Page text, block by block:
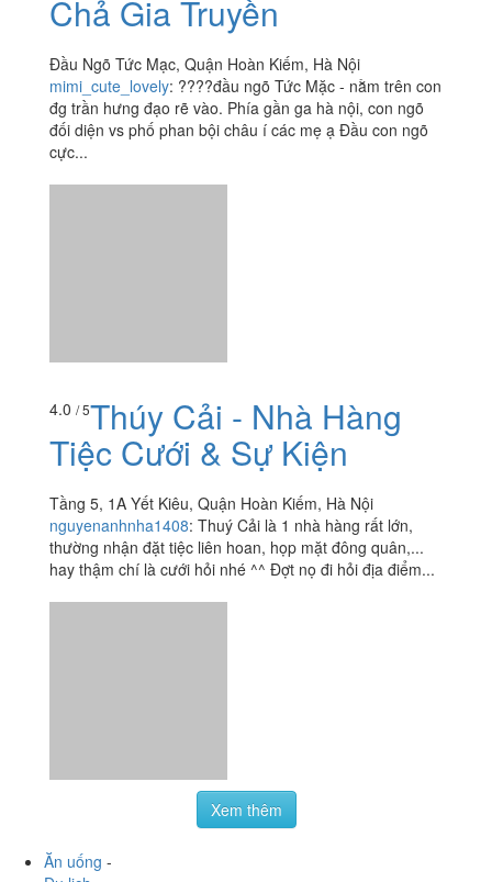
4.0/ 5Thủy Chường - Bún
Chả Gia Truyền
Đầu Ngõ Tức Mạc, Quận Hoàn Kiếm, Hà Nội
4.0/ 5 Thúy Cải - Nhà Hàng
Tiệc Cưới & Sự Kiện